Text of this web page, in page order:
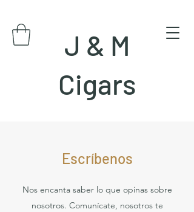
J & M
Cigars
Escríbenos
Nos encanta saber lo que opinas sobre
nosotros. Comunícate, nosotros te